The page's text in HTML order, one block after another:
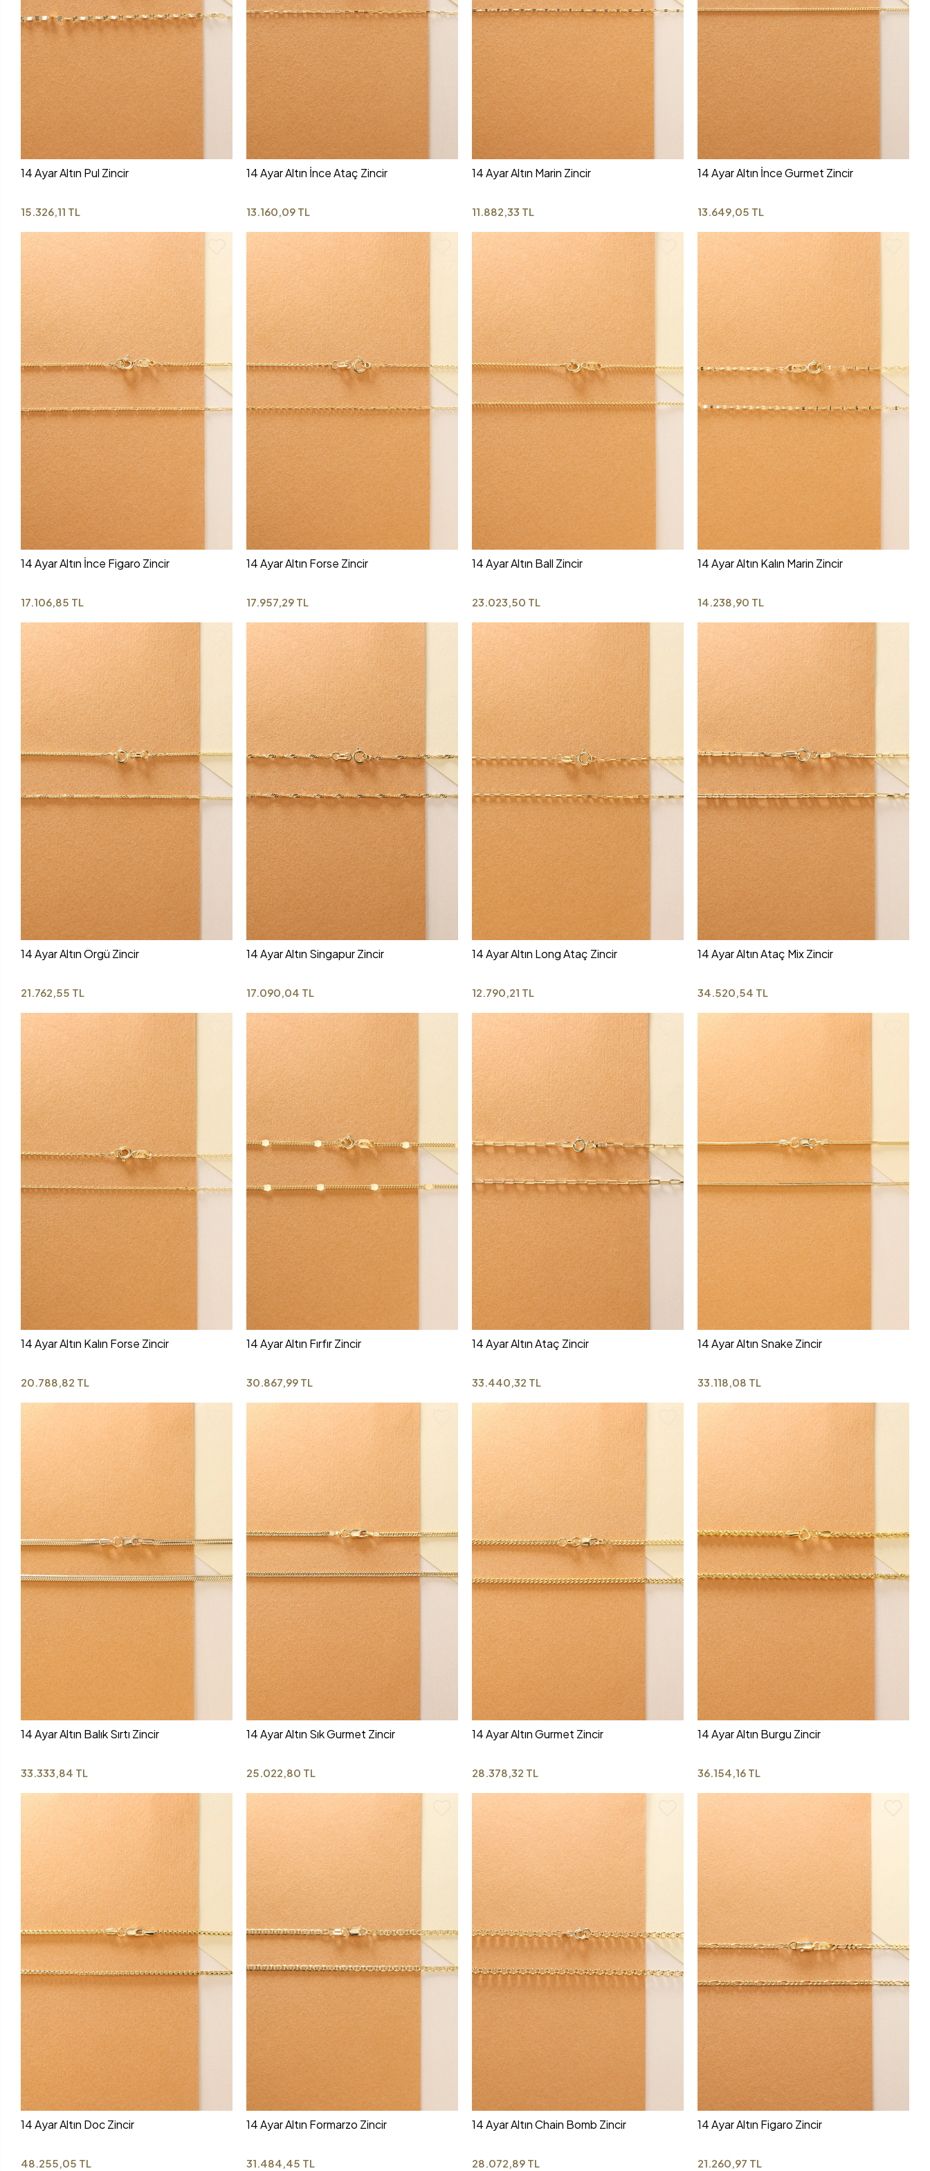
14 Ayar Altın Pul Zincir
15.326,11 TL
14 Ayar Altın İnce Ataç Zincir
13.160,09 TL
14 Ayar Altın Marin Zincir
11.882,33 TL
14 Ayar Altın İnce Gurmet Zincir
13.649,05 TL
14 Ayar Altın İnce Figaro Zincir
17.106,85 TL
14 Ayar Altın Forse Zincir
17.957,29 TL
14 Ayar Altın Ball Zincir
23.023,50 TL
14 Ayar Altın Kalın Marin Zincir
14.238,90 TL
14 Ayar Altın Örgü Zincir
21.762,55 TL
14 Ayar Altın Singapur Zincir
17.090,04 TL
14 Ayar Altın Long Ataç Zincir
12.790,21 TL
14 Ayar Altın Ataç Mix Zincir
34.520,54 TL
14 Ayar Altın Kalın Forse Zincir
20.788,82 TL
14 Ayar Altın Fırfır Zincir
30.867,99 TL
14 Ayar Altın Ataç Zincir
33.440,32 TL
14 Ayar Altın Snake Zincir
33.118,08 TL
14 Ayar Altın Balık Sırtı Zincir
33.333,84 TL
14 Ayar Altın Sık Gurmet Zincir
25.022,80 TL
14 Ayar Altın Gurmet Zincir
28.378,32 TL
14 Ayar Altın Burgu Zincir
36.154,16 TL
14 Ayar Altın Doc Zincir
48.255,05 TL
14 Ayar Altın Formarzo Zincir
31.484,45 TL
14 Ayar Altın Chain Bomb Zincir
28.072,89 TL
14 Ayar Altın Figaro Zincir
21.260,97 TL